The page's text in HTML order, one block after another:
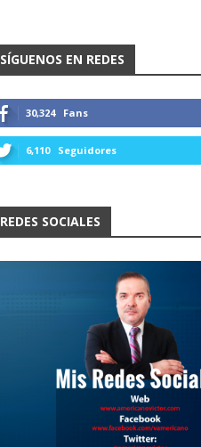
SÍGUENOS EN REDES
30,324 Fans
6,110 Seguidores
REDES SOCIALES